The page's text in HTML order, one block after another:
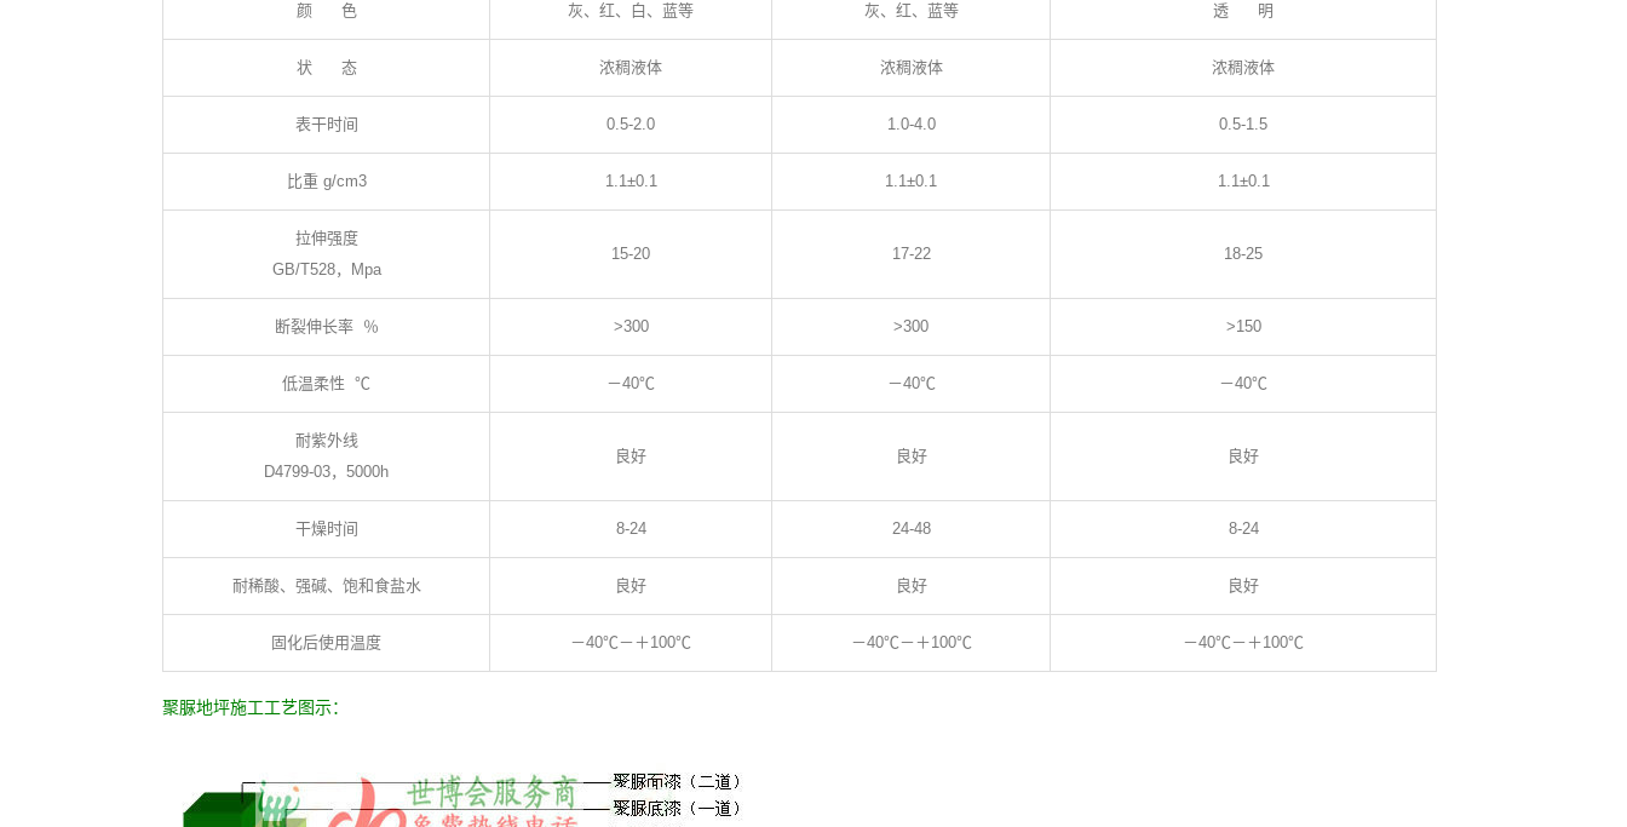
颜 色 灰、红、白、蓝等 灰、红、蓝等 透 明
状 态 浓稠液体 浓稠液体 浓稠液体
表干时间 0.5-2.0 1.0-4.0 0.5-1.5
比重 g/cm3 1.1±0.1 1.1±0.1 1.1±0.1
拉伸强度
GB/T528，Mpa
15-20 17-22 18-25
断裂伸长率 ％ >300 >300 >150
低温柔性 ℃ －40℃ －40℃ －40℃
耐紫外线
D4799-03，5000h
良好 良好 良好
干燥时间 8-24 24-48 8-24
耐稀酸、强碱、饱和食盐水 良好 良好 良好
固化后使用温度 －40℃－＋100℃ －40℃－＋100℃ －40℃－＋100℃
聚脲地坪施工工艺图示：